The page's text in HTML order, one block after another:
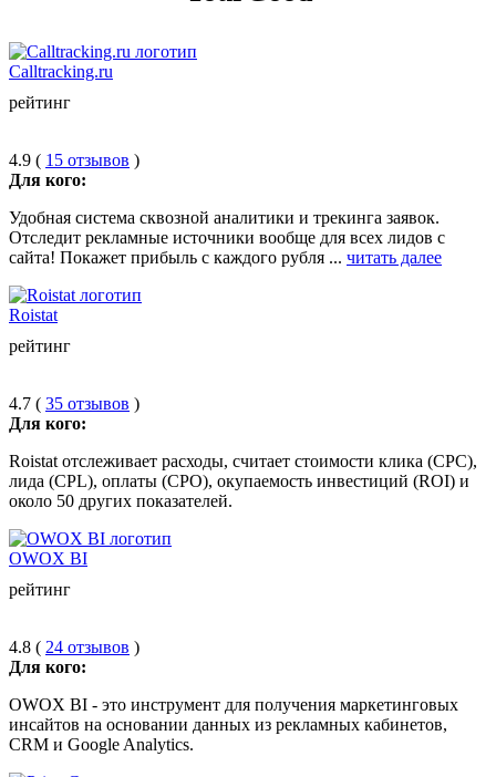
Calltracking.ru
рейтинг
4.9 ( 15 отзывов )
Для кого:
Удобная система сквозной аналитики и трекинга заявок.
Отследит рекламные источники вообще для всех лидов с
сайта! Покажет прибыль с каждого рубля ... читать далее
Roistat
рейтинг
4.7 ( 35 отзывов )
Для кого:
Roistat отслеживает расходы, считает стоимости клика (CPC),
лида (CPL), оплаты (CPO), окупаемость инвестиций (ROI) и
около 50 других показателей.
OWOX BI
рейтинг
4.8 ( 24 отзывов )
Для кого:
OWOX BI - это инструмент для получения маркетинговых
инсайтов на основании данных из рекламных кабинетов,
CRM и Google Analytics.